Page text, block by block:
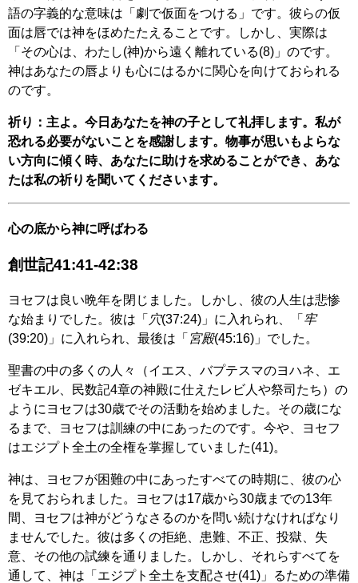
語の字義的な意味は「劇で仮面をつける」です。彼らの仮
面は唇では神をほめたたえることです。しかし、実際は
「その心は、わたし(神)から遠く離れている(8)」のです。
神はあなたの唇よりも心にはるかに関心を向けておられる
のです。
祈り：主よ。今日あなたを神の子として礼拝します。私が
恐れる必要がないことを感謝します。物事が思いもよらな
い方向に傾く時、あなたに助けを求めることができ、あな
たは私の祈りを聞いてくださいます。
心の底から神に呼ばわる
創世記41:41-42:38
ヨセフは良い晩年を閉じました。しかし、彼の人生は悲惨
な始まりでした。彼は「 穴(37:24)」に入れられ、「 牢
(39:20)」に入れられ、最後は「 宮殿(45:16)」でした。
聖書の中の多くの人々（イエス、バプテスマのヨハネ、エ
ゼキエル、民数記4章の神殿に仕えたレビ人や祭司たち）の
ようにヨセフは30歳でその活動を始めました。その歳にな
るまで、ヨセフは訓練の中にあったのです。今や、ヨセフ
はエジプト全土の全権を掌握していました(41)。
神は、ヨセフが困難の中にあったすべての時期に、彼の心
を見ておられました。ヨセフは17歳から30歳までの13年
間、ヨセフは神がどうなさるのかを問い続けなければなり
ませんでした。彼は多くの拒絶、患難、不正、投獄、失
意、その他の試練を通りました。しかし、それらすべてを
通して、神は「エジプト全土を支配させ(41)」るための準備